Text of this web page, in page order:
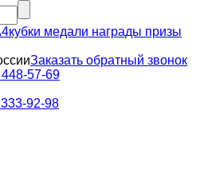
кубки медали награды призы
Заказать обратный звонок
57-69
92-98